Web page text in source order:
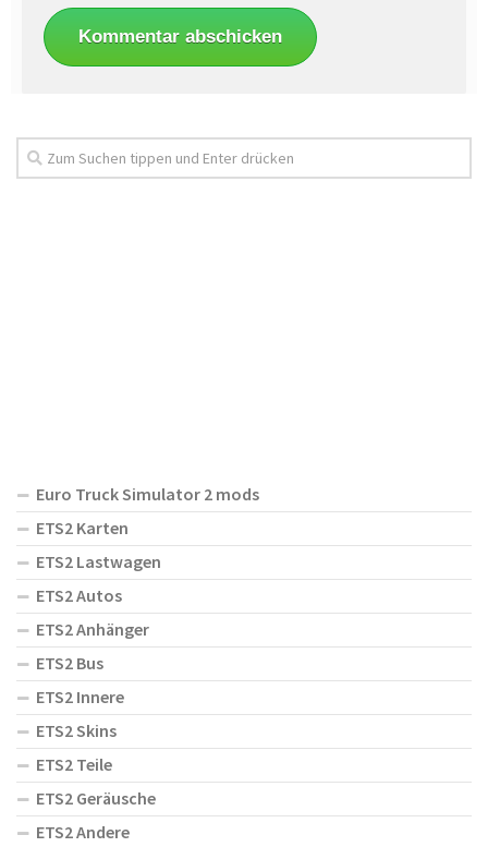
Euro Truck Simulator 2 mods
ETS2 Karten
ETS2 Lastwagen
ETS2 Autos
ETS2 Anhänger
ETS2 Bus
ETS2 Innere
ETS2 Skins
ETS2 Teile
ETS2 Geräusche
ETS2 Andere